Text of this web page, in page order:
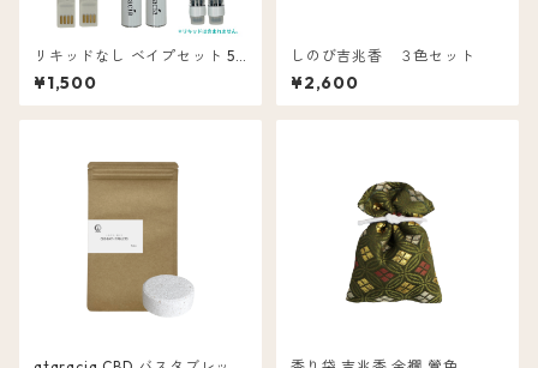
リキッドなし ベイプセット 51
0規格バッテリー マイクロUSB
リキッド用アトマイザー 0.5m
l用
¥1,500
しのび吉兆香 ３色セット
¥2,600